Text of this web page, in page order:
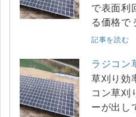
で表面利
る価格で
記事を読む
ラジコン
草刈り効
コン草刈り機。 いろ
ーが出し